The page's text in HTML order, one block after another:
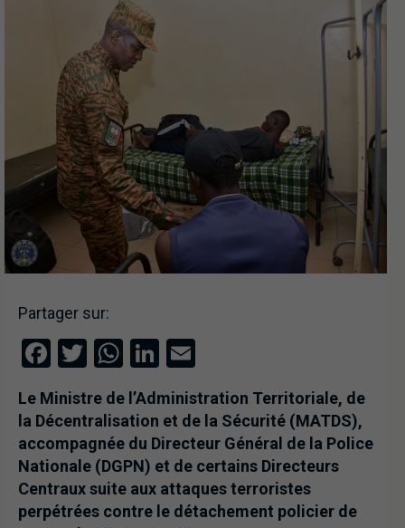
Partager sur:
Facebook
TwitterWhatsApp
LinkedIn
Le Ministre de l’Administration Territoriale, de
la Décentralisation et de la Sécurité (MATDS),
accompagnée du Directeur Général de la Police
Nationale (DGPN) et de certains Directeurs
Centraux suite aux attaques terroristes
perpétrées contre le détachement policier de